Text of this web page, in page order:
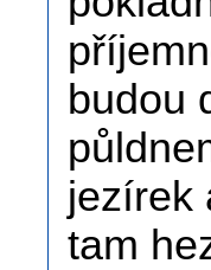
budou
jezírek
tam